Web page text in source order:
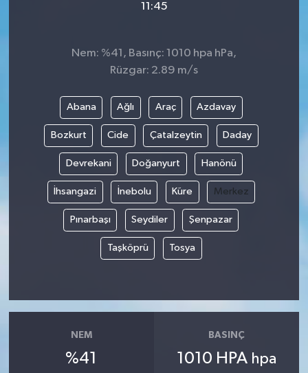
11:45
Nem: %41, Basınç: 1010 hpa hPa,
Rüzgar: 2.89 m/s
Abana Ağlı Araç Azdavay
Bozkurt Cide Çatalzeytin Daday
Devrekani Doğanyurt Hanönü
İhsangazi İnebolu Küre Merkez
Pınarbaşı Seydiler Şenpazar
Taşköprü Tosya
NEM
%41
BASINÇ
1010 HPA hpa